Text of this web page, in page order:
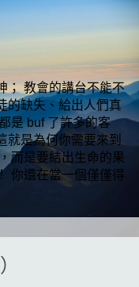
； 教會的講台不能不
的缺失、給出人們真
是 buf 了許多的客
就是為何你需要來到
而是要結出生命的果
你還在當一個僅僅得